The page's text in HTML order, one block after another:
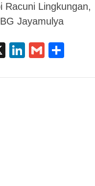
Racuni Lingkungan,
Jayamulya
X LinkedIn
Gmail